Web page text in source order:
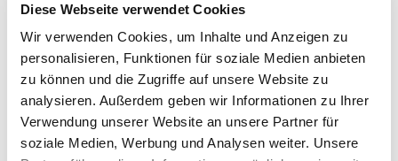
Diese Webseite verwendet Cookies
Wir verwenden Cookies, um Inhalte und Anzeigen zu
personalisieren, Funktionen für soziale Medien anbieten
zu können und die Zugriffe auf unsere Website zu
analysieren. Außerdem geben wir Informationen zu Ihrer
Verwendung unserer Website an unsere Partner für
soziale Medien, Werbung und Analysen weiter. Unsere
Märkte & Stände
Übersicht
Guggenberger kocht
Aktuell
Social Media
Kontakt